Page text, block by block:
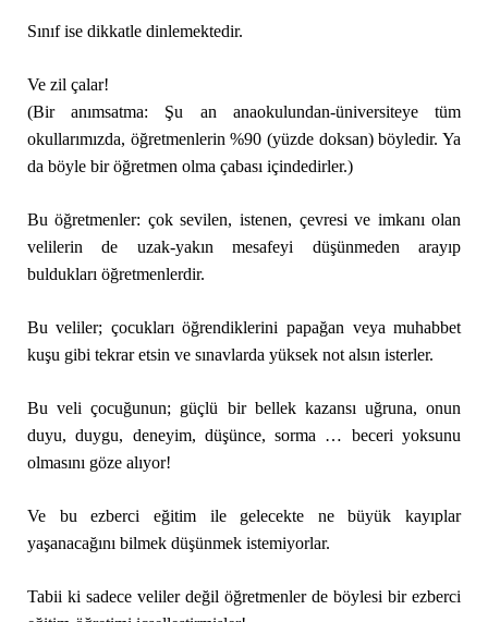
Sınıf ise dikkatle dinlemektedir.
Ve zil çalar!
(Bir anımsatma: Şu an anaokulundan-üniversiteye tüm
okullarımızda, öğretmenlerin %90 (yüzde doksan) böyledir. Ya
da böyle bir öğretmen olma çabası içindedirler.)
Bu öğretmenler: çok sevilen, istenen, çevresi ve imkanı olan
velilerin de uzak-yakın mesafeyi düşünmeden arayıp
buldukları öğretmenlerdir.
Bu veliler; çocukları öğrendiklerini papağan veya muhabbet
kuşu gibi tekrar etsin ve sınavlarda yüksek not alsın isterler.
Bu veli çocuğunun; güçlü bir bellek kazansı uğruna, onun
duyu, duygu, deneyim, düşünce, sorma … beceri yoksunu
olmasını göze alıyor!
Ve bu ezberci eğitim ile gelecekte ne büyük kayıplar
yaşanacağını bilmek düşünmek istemiyorlar.
Tabii ki sadece veliler değil öğretmenler de böylesi bir ezberci